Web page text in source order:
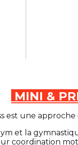
MINI &
est une
et la
coordination